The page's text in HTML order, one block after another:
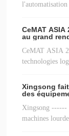
CeMAT
au grand
CeMAT ASIA
technologies
Xingsong
des
Xingsong ------
machines